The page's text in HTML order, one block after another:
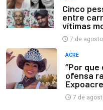
Cinco
entre
vítimas
7 de
ACRE
“Por que
ofensa
7 de